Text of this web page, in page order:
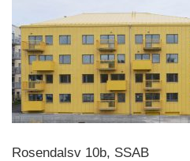
Rosendalsv 10b, SSAB